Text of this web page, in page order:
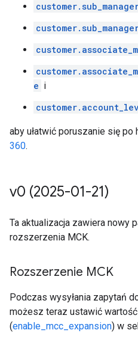
e i
aby ułatwić poruszanie się po
360.
v0 (2025-01-21)
Ta aktualizacja zawiera nowy
rozszerzenia MCK.
Rozszerzenie MCK
Podczas wysyłania zapytań
możesz teraz ustawić
(enable_mcc_expansion) w